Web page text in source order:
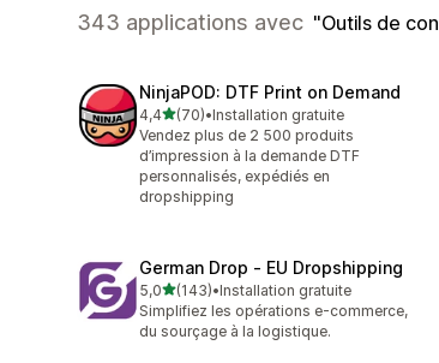
343 applications avec Outils de
NinjaPOD: DTF Print on Demand
4,4étoile(s) sur 5
(70)
70 avis au total
•Installation gratuite
Vendez plus de 2 500 produits
d’impression à la demande DTF
personnalisés, expédiés en
dropshipping
German Drop ‑ EU Dropshipping
5,0étoile(s) sur 5
(143)
143 avis au total
•Installation gratuite
Simplifiez les opérations e-commerce,
du sourçage à la logistique.